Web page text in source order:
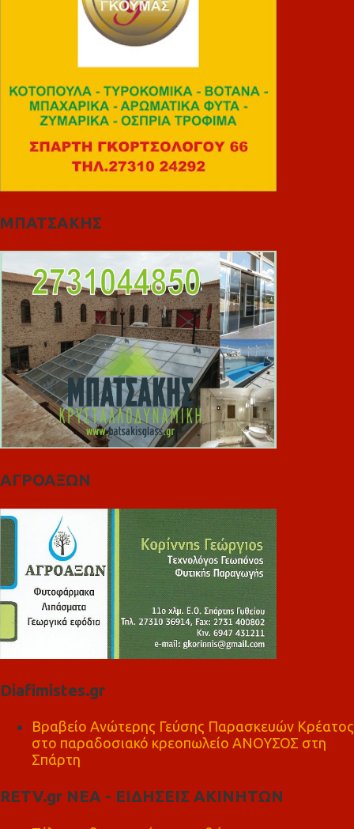
ΜΠΑΤΣΑΚΗΣ
ΑΓΡΟΑΞΩΝ
Diafimistes.gr
Βραβείο Ανώτερης Γεύσης Παρασκευών Κρέατος
στο παραδοσιακό κρεοπωλείο ΑΝΟΥΣΟΣ στη
Σπάρτη
RETV.gr ΝΕΑ - ΕΙΔΗΣΕΙΣ ΑΚΙΝΗΤΩΝ